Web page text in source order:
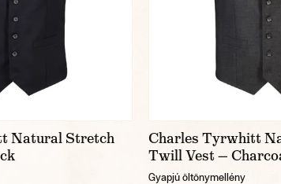
Natural Stretch
Charles Tyrwhitt
Twill Vest —
Gyapjú öltönymellény